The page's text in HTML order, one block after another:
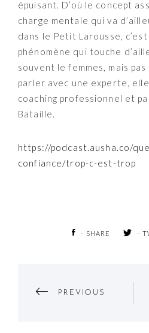
épuisant. D’où le concept
charge mentale qui va
dans le Petit Larousse, c’est
phénomène qui touche
souvent le femmes, mais
parler avec une experte,
coaching professionnel et
Bataille.
https://podcast.ausha.co/
confiance/trop-c-est-trop
- SHARE -
PREVIOUS